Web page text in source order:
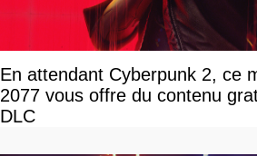
En attendant Cyberpunk 2, ce
2077 vous offre du contenu
DLC